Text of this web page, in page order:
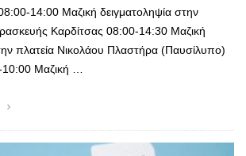
14:00 Μαζική δειγματοληψία στην
Καρδίτσας 08:00-14:30 Μαζική
πλατεία Νικολάου Πλαστήρα (Παυσίλυπο)
Μαζική …